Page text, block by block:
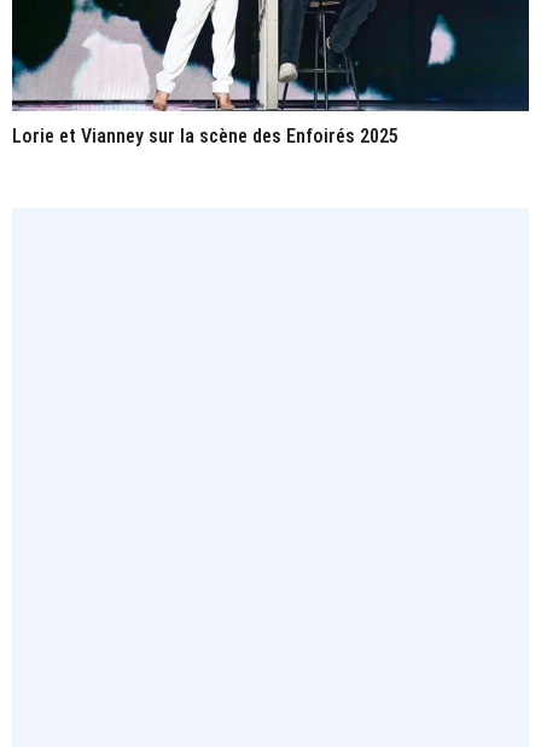
Lorie et Vianney sur la scène des Enfoirés 2025